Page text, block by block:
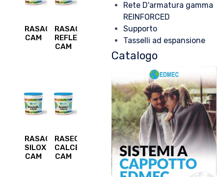
Rete D'armatura gamma
REINFORCED
Supporto
Tasselli ad espansione
Catalogo
RASACRIL
CAM
RASACRIL
REFLEX
CAM
RASACRIL
SILOX
CAM
RASECO
CALCE
CAM